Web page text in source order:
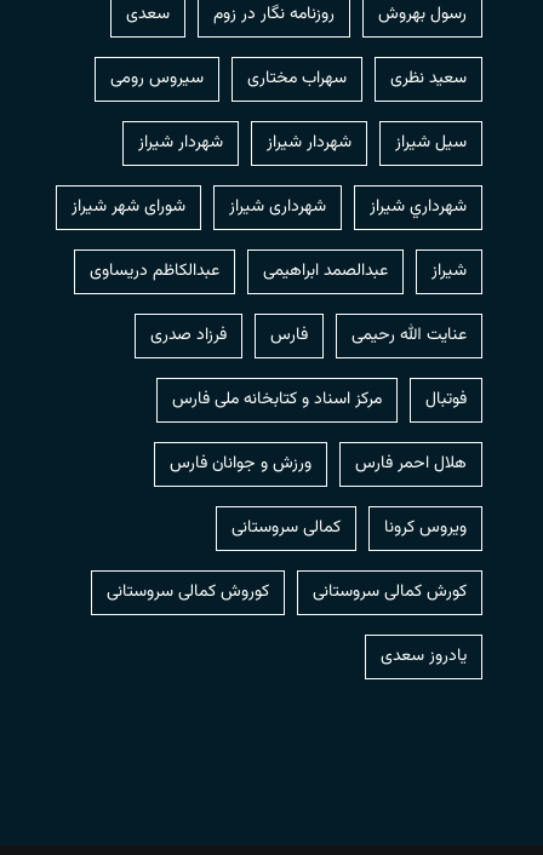
رسول بهروش روزنامه نگار در زوم سعدی
سعید نظری سهراب مختاری سیروس رومی
سیل شیراز شهردار شيراز شهردار شیراز
شهرداري شيراز شهرداری شیراز شورای شهر شیراز
شیراز عبدالصمد ابراهیمی عبدالکاظم دریساوی
عنایت الله رحیمی فارس فرزاد صدری
فوتبال مرکز اسناد و کتابخانه ملی فارس
هلال احمر فارس ورزش و جوانان فارس
ویروس کرونا کمالی سروستانی
کورش کمالی سروستانی کوروش کمالی سروستانی
یادروز سعدی